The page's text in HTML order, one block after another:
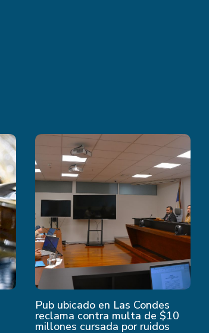
Pub ubicado en Las Condes
reclama contra multa de $10
millones cursada por ruidos